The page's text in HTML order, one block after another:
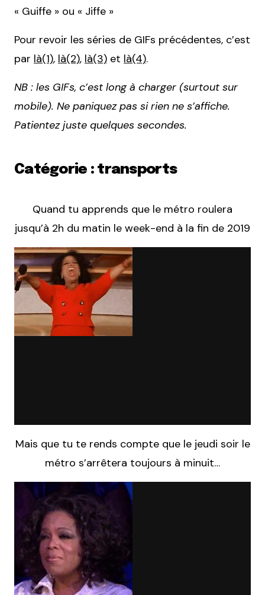
« Guiffe » ou « Jiffe »
Pour revoir les séries de GIFs précédentes, c’est
par là(1), là(2), là(3) et là(4).
NB : les GIFs, c’est long à charger (surtout sur
mobile). Ne paniquez pas si rien ne s’affiche.
Patientez juste quelques secondes.
Catégorie : transports
Quand tu apprends que le métro roulera
jusqu’à 2h du matin le week-end à la fin de 2019
Mais que tu te rends compte que le jeudi soir le
métro s’arrêtera toujours à minuit…